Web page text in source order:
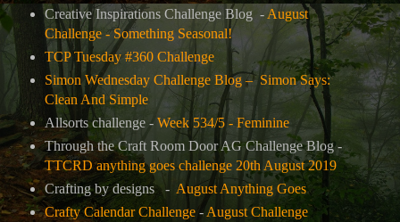
Creative Inspirations Challenge Blog - August
Challenge - Something Seasonal!
TCP Tuesday #360 Challenge
Simon Wednesday Challenge Blog – Simon Says:
Clean And Simple
Allsorts challenge - Week 534/5 - Feminine
Through the Craft Room Door AG Challenge Blog -
TTCRD anything goes challenge 20th August 2019
Crafting by designs - August Anything Goes
Crafty Calendar Challenge-August Challenge